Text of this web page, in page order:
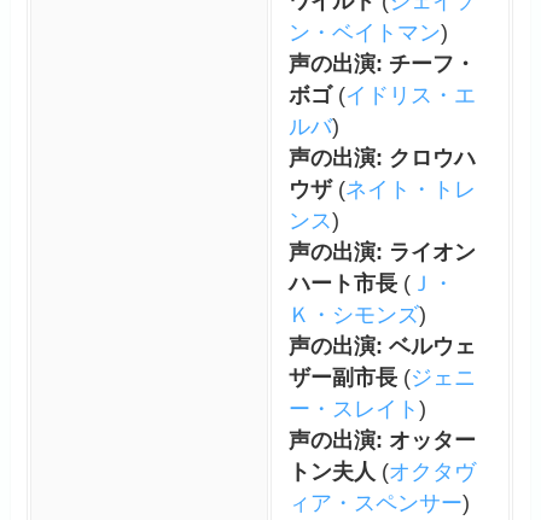
ン・ベイトマン)
声の出演: チーフ・
ボゴ(イドリス・エ
ルバ)
声の出演: クロウハ
ウザ(ネイト・トレ
ンス)
声の出演: ライオン
ハート市長(Ｊ・
Ｋ・シモンズ)
声の出演: ベルウェ
ザー副市長(ジェニ
ー・スレイト )
声の出演: オッター
トン夫人 (オクタヴ
ィア・スペンサー)